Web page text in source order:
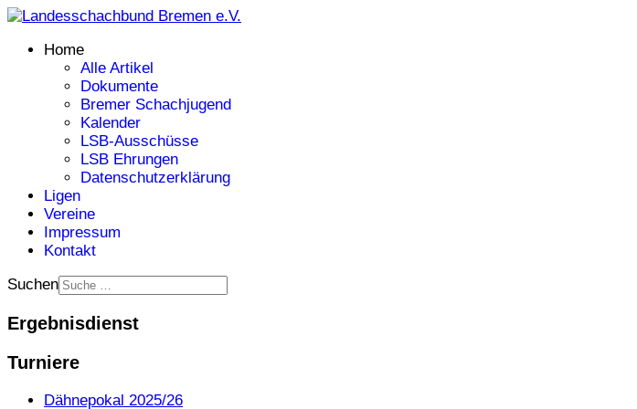
Home
Alle Artikel
Dokumente
Bremer Schachjugend
Kalender
LSB-Ausschüsse
LSB Ehrungen
Datenschutzerklärung
Ligen
Vereine
Impressum
Kontakt
Suchen
Ergebnisdienst
Turniere
Dähnepokal 2025/26